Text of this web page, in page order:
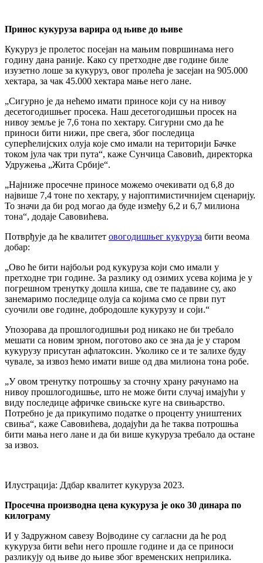
Принос кукуруза варира од њиве до њиве
Кукуруз је пролетос посејан на мањим површинама него
годину дана раније. Како су претходне две године биле
изузетно лоше за кукуруз, овог пролећа је засејан на 905.000
хектара, за чак 45.000 хектара мање него лане.
„Сигурно је да нећемо имати приносе који су на нивоу
десетогодишњег просека. Наш десетогодишњи просек на
нивоу земље је 7,6 тона по хектару. Сигурни смо да ће
приноси бити нижи, пре свега, због последица
суперћелијских олуја које смо имали на територији Бачке
током јула чак три пута“, каже Сунчица Савовић, директорка
Удружења „Жита Србије“.
„Најниже просечне приносе можемо очекивати од 6,8 до
највише 7,4 тоне по хектару, у најоптимистичнијем сценарију.
То значи да би род могао да буде између 6,2 и 6,7 милиона
тона“, додаје Савовићева.
Потврђује да ће квалитет овогодишњег кукуруза бити веома
добар:
„Ово ће бити најбољи род кукуруза који смо имали у
претходне три године. За разлику од озимих усева којима је у
погрешном тренутку дошла киша, све те падавине су, ако
занемаримо последице олуја са којима смо се први пут
суочили ове године, добродошле кукурузу и соји.“
Упозорава да прошлогодишњи род никако не би требало
мешати са новим зрном, поготово ако се зна да је у старом
кукурузу присутан афлатоксин. Уколико се и те залихе буду
чувале, за извоз ћемо имати више од два милиона тона робе.
„У овом тренутку потрошњу за сточну храну рачунамо на
нивоу прошлогодишње, што не може бити случај имајући у
виду последице афричке свињске куге на свињарство.
Потребно је да прикупимо податке о проценту уништених
свиња“, каже Савовићева, додајући да ће таква потрошња
бити мања него лане и да би више кукуруза требало да остане
за извоз.
Илустрација: Ддбар квалитет кукуруза 2023.
Просечна производна цена кукуруза је око 30 динара по
килограму
И у Задружном савезу Војводине су сагласни да ће род
кукуруза бити већи него прошле године и да се приноси
разликују од њиве до њиве због временских неприлика.